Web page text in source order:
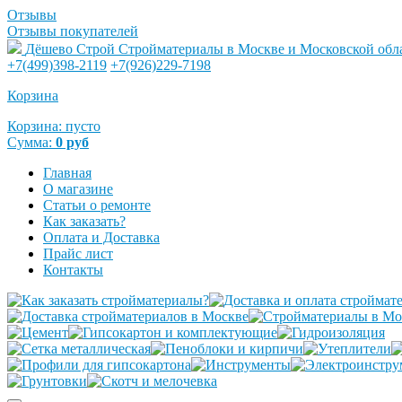
Отзывы
Отзывы покупателей
Дёшево Строй Стройматериалы в Москве и Московской
+7(499)398-2119 +7(926)229-7198
Корзина
Корзина: пусто
Сумма: 0 руб
Главная
О магазине
Статьи о ремонте
Как заказать?
Оплата и Доставка
Прайс лист
Контакты